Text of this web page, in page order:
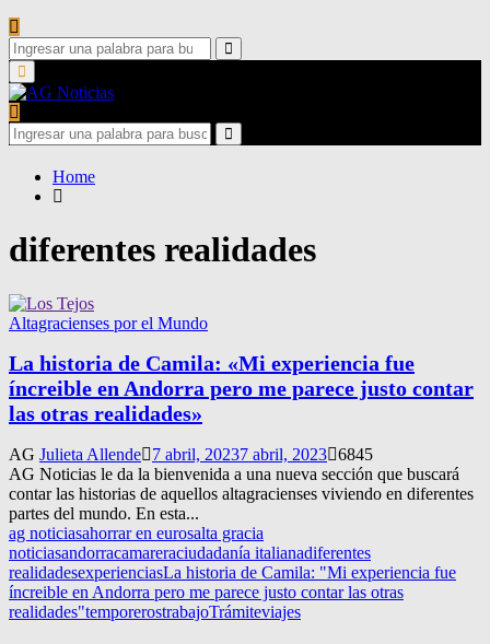
Search
for:
Search
Primary
Menu
Search
for:
Search
Home
diferentes realidades
Altagracienses por el Mundo
La historia de Camila: «Mi experiencia fue
íncreible en Andorra pero me parece justo contar
las otras realidades»
AG Julieta Allende 7 abril, 20237 abril, 2023 6845
AG Noticias le da la bienvenida a una nueva sección que buscará
contar las historias de aquellos altagracienses viviendo en diferentes
partes del mundo. En esta...
ag noticiasahorrar en eurosalta gracia
noticiasandorracamareraciudadanía italianadiferentes
realidadesexperienciasLa historia de Camila: "Mi experiencia fue
íncreible en Andorra pero me parece justo contar las otras
realidades"temporerostrabajoTrámiteviajes